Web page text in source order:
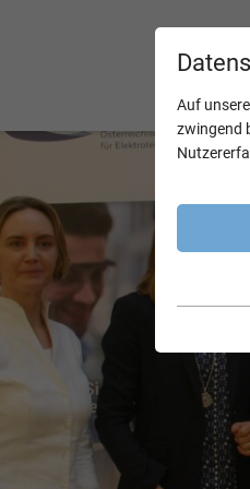
Auf
zwingend